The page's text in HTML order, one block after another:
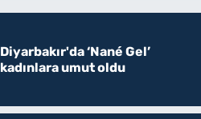
Diyarbakır'da ‘Nané Gel’
kadınlara umut oldu